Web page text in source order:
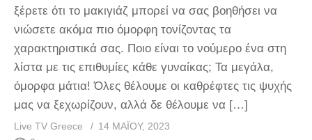
ξέρετε ότι το μακιγιάζ μπορεί να σας βοηθήσει να
νιώσετε ακόμα πιο όμορφη τονίζοντας τα
χαρακτηριστικά σας. Ποιο είναι το νούμερο ένα στη
λίστα με τις επιθυμίες κάθε γυναίκας; Τα μεγάλα,
όμορφα μάτια! Όλες θέλουμε οι καθρέφτες τις ψυχής
μας να ξεχωρίζουν, αλλά δε θέλουμε να […]
Live TV Greece
14 ΜΑΪ́ΟΥ, 2023